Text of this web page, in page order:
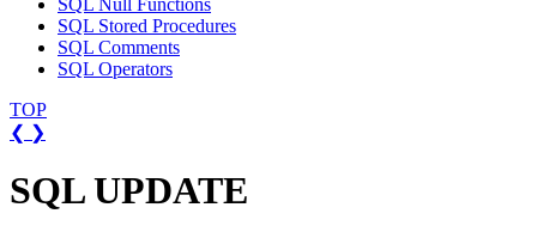
SQL Null Functions
SQL Stored Procedures
SQL Comments
SQL Operators
TOP
❮ ❯
SQL UPDATE